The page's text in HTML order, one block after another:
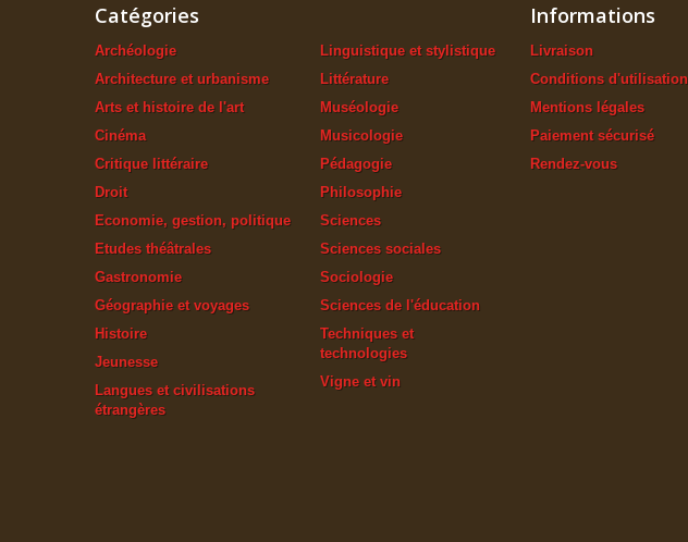
Catégories
Archéologie
Architecture et urbanisme
Arts et histoire de l'art
Cinéma
Critique littéraire
Droit
Economie, gestion, politique
Etudes théâtrales
Gastronomie
Géographie et voyages
Histoire
Jeunesse
Langues et civilisations
étrangères
Linguistique et stylistique
Littérature
Muséologie
Musicologie
Pédagogie
Philosophie
Sciences
Sciences sociales
Sociologie
Sciences de l'éducation
Techniques et
technologies
Vigne et vin
Informations
Livraison
Conditions d'utilisation
Mentions légales
Paiement sécurisé
Rendez-vous